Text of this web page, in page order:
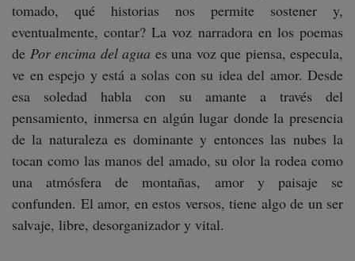
tomado, qué historias nos permite sostener y,
eventualmente, contar? La voz narradora en los poemas
de Por encima del agua es una voz que piensa, especula,
ve en espejo y está a solas con su idea del amor. Desde
esa soledad habla con su amante a través del
pensamiento, inmersa en algún lugar donde la presencia
de la naturaleza es dominante y entonces las nubes la
tocan como las manos del amado, su olor la rodea como
una atmósfera de montañas, amor y paisaje se
confunden. El amor, en estos versos, tiene algo de un ser
salvaje, libre, desorganizador y vital.